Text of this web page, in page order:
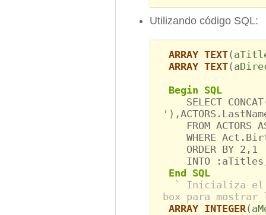
Utilizando código SQL:
ARRAY TEXT(
ARRAY TEXT(
Begin SQL
SELECT
FROM
WHERE
ORDER BY 2,1
INTO
End SQL
` Inicializa el
box para mostrar
ARRAY INTEGER(